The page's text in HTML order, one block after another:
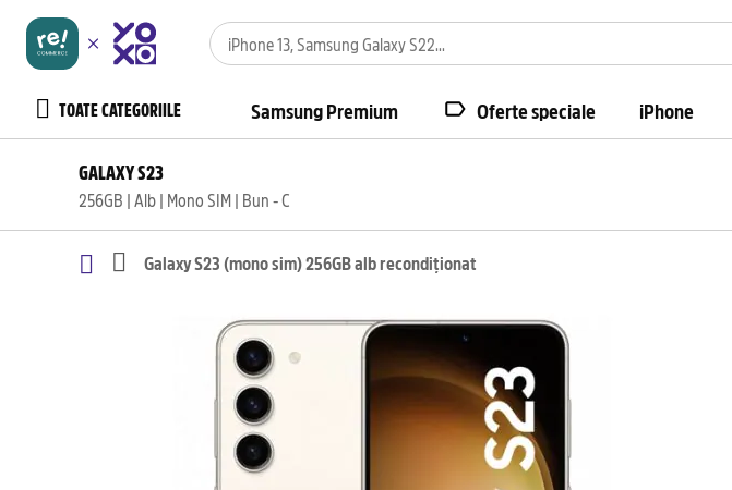
TOATE CATEGORIILE Samsung Premium Oferte speciale iPhone
GALAXY S23
256GB | Alb | Mono SIM | Bun - C
Galaxy S23 (mono sim) 256GB alb recondiționat